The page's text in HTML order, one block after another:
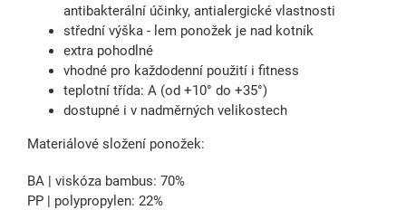
antibakterální účinky, antialergické vlastnosti
střední výška - lem ponožek je nad kotník
extra pohodlné
vhodné pro každodenní použití i fitness
teplotní třída: A (od +10° do +35°)
dostupné i v nadměrných velikostech
Materiálové složení ponožek:
BA | viskóza bambus: 70%
PP | polypropylen: 22%